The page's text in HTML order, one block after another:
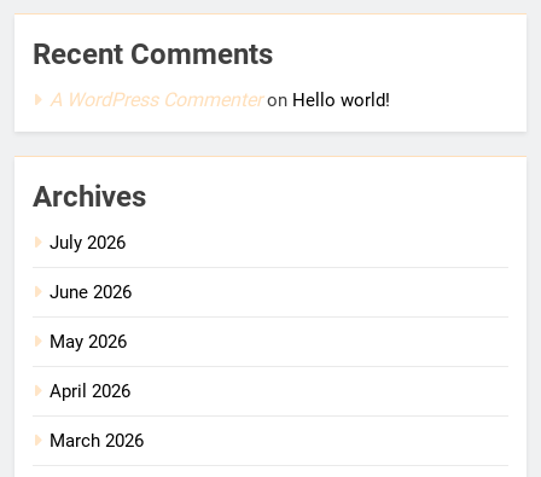
Recent Comments
A WordPress Commenteron Hello world!
Archives
July 2026
June 2026
May 2026
April 2026
March 2026